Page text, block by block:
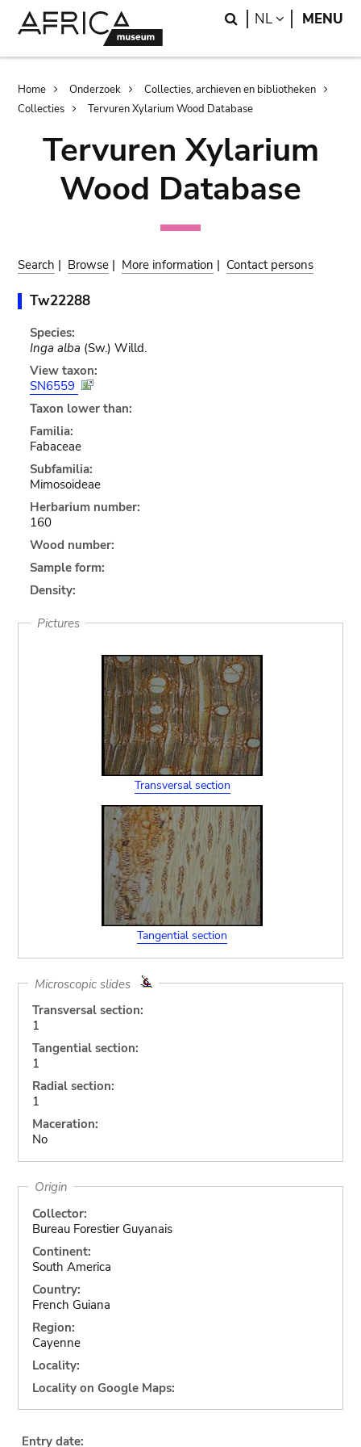
Search
NL LANGUAGE
MENU
Breadcrumb
Home Onderzoek
Collecties, archieven en bibliotheken
Collecties
Tervuren Xylarium Wood Database
Tervuren Xylarium
Wood Database
Search | Browse | More information | Contact persons
Tw22288
Species:
Inga alba (Sw.) Willd.
View taxon:
SN6559
Taxon lower than:
Familia:
Fabaceae
Subfamilia:
Mimosoideae
Herbarium number:
160
Wood number:
Sample form:
Density:
Pictures
Transversal section
Tangential section
Microscopic slides
Transversal section:
1
Tangential section:
1
Radial section:
1
Maceration:
No
Origin
Collector:
Bureau Forestier Guyanais
Continent:
South America
Country:
French Guiana
Region:
Cayenne
Locality:
Locality on Google Maps:
Entry date: